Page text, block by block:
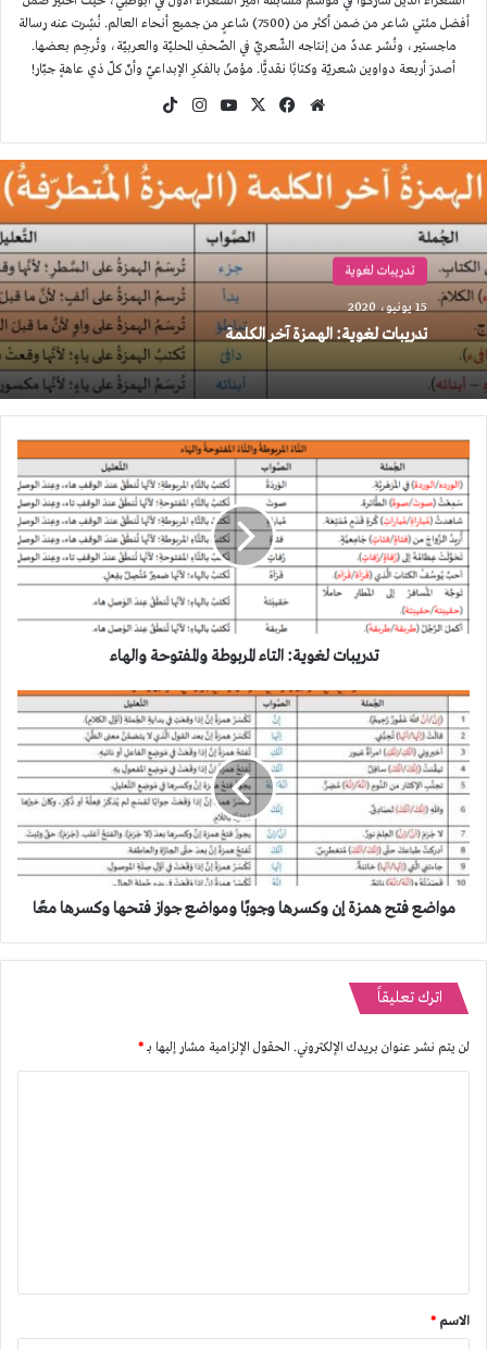
أفضل مئتي شاعر من ضمن أكثر من (7500) شاعرٍ من جميع أنحاء العالم. نُشِرت عنه رسالة
ماجستير، ونُشر عددٌ من إنتاجه الشّعريّ في الصّحفِ المحليّة والعربيّة، وتُرجِم بعضها.
أصدرَ أربعة دواوين شعريّة وكتابًا نقديًّا. مؤمنٌ بالفكرِ الإبداعيّ وأنّ كلّ ذي عاهةٍ جبّار!
موقع
فيسبوك
‫X
‫YouTubeانستقرام
تدريبات لغوية
15 يونيو، 2020
تدريبات لغوية: الهمزة آخر الكلمة
التاء
المربوطة
والمفتوحة
والهاء
تدريبات لغوية: التاء المربوطة والمفتوحة والهاء
مواضع
فتح
همزة
إن
وكسرها
وجوبًا
ومواضع
جواز
فتحها
وكسرها
مواضع فتح همزة إن وكسرها وجوبًا ومواضع جواز فتحها وكسرها معًا
اترك تعليقاً
لن يتم نشر عنوان بريدك الإلكتروني. الحقول الإلزامية مشار إليها بـ*
*
الاسم *